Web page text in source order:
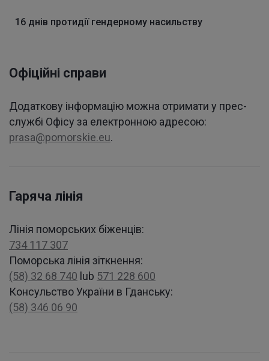
Офіційні справи
Додаткову інформацію можна отримати у прес-
Гаряча лінія
Лінія поморських біженців:
734 117 307
Поморська лінія зіткнення:
(58) 32 68 740